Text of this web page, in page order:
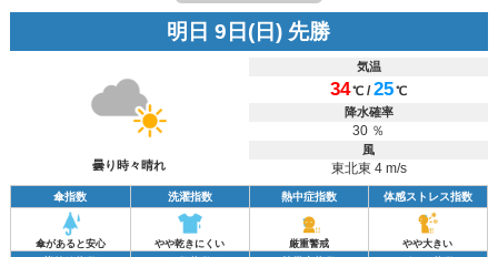
明日 9日(日) 先勝
曇り時々晴れ
気温
34℃ /25℃
降水確率
30 ％
風
東北東 4 m/s
傘指数 洗濯指数 熱中症指数 体感ストレス指数
傘があると安心 やや乾きにくい 厳重警戒 やや大きい